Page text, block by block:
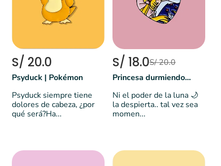
S/ 20.0
Psyduck | Pokémon
Psyduck siempre tiene
dolores de cabeza, ¿por
qué será?Ha...
S/ 18.0S/ 20.0
Princesa durmiendo - Sailor Moon 🌙
Ni el poder de la luna 🌙
la despierta.. tal vez sea
momen...